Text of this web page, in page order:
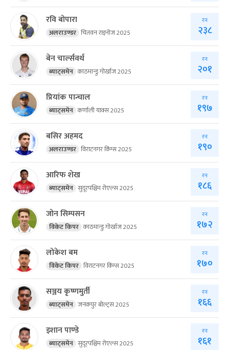
रवि बोपारा
अलराउण्डर चितवन राइनोज 2025
रन
२३८
बेन चार्ल्सवर्थ
ब्याट्समेन काठमान्डु गोर्खाज 2025
रन
२०१
प्रियांक पान्चाल
ब्याट्समेन कर्णाली याक्स 2025
रन
१९७
बसिर अहमद
अलराउण्डर विराटनगर किंग्स 2025
रन
१९०
आरिफ शेख
ब्याट्समेन सुदूरपश्चिम रोएल्स 2025
रन
१८६
जोन सिम्पसन
विकेट किपर काठमान्डु गोर्खाज 2025
रन
१७२
लोकेश बम
विकेट किपर विराटनगर किंग्स 2025
रन
१७०
सञ्जय कृष्णमुर्ती
ब्याट्समेन जनकपुर बोल्ट्स 2025
रन
१६६
इशान पाण्डे
ब्याट्समेन सुदूरपश्चिम रोएल्स 2025
रन
१६१